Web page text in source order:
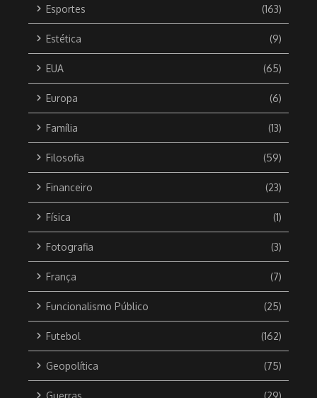
Esportes (163)
Estética (9)
EUA (65)
Europa (6)
Família (13)
Filosofia (59)
Financeiro (23)
Física (1)
Fotografia (3)
França (7)
Funcionalismo Público (25)
Futebol (162)
Geopolítica (75)
Guerras (29)